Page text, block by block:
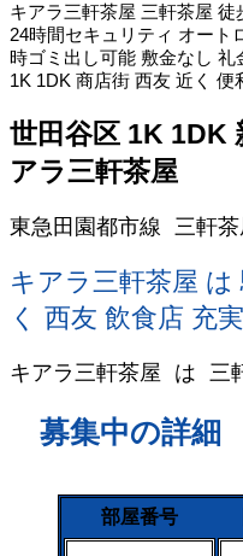
キアラ三軒茶屋 三軒茶屋
24時間セキュリティ オート
時ゴミ出し可能 敷金なし
1K 1DK 商店街 西友 近く 便
世田谷区 1K 1DK
アラ三軒茶屋
東急田園都市線 三軒
キアラ三軒茶屋 は
く 西友 飲食店 充実
キアラ三軒茶屋 は 三
募集中の詳細
部屋番号